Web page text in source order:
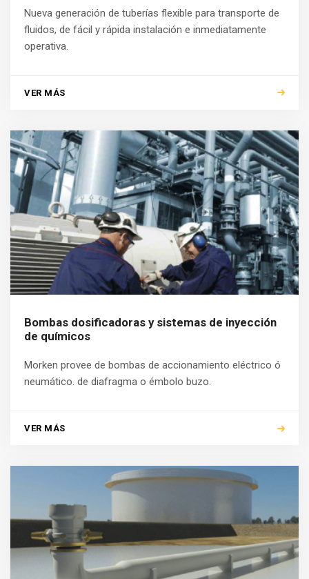
Nueva generación de tuberías flexible para transporte de
fluidos, de fácil y rápida instalación e inmediatamente
operativa.
VER MÁS
Bombas dosificadoras y sistemas de inyección
de químicos
Morken provee de bombas de accionamiento eléctrico ó
neumático. de diafragma o émbolo buzo.
VER MÁS